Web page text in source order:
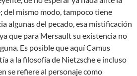
del mismo modo, tampoco tiene
algunas del pecado, esa mistificación
que para Mersault su existencia no
Es posible que aquí Camus
a la filosofía de Nietzsche e incluso
se refiere al personaje como